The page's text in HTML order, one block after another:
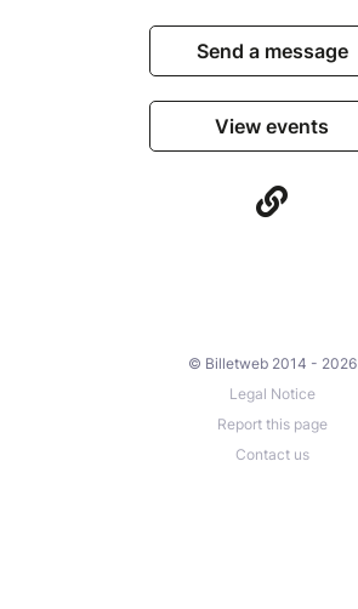
Send a message
View events
© Billetweb 2014 - 2026
Legal Notice
Report this page
Contact us